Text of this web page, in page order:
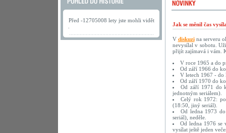
Před -12705008 lety jste mohli vidět
Jak se měnil čas
V diskuzina serveru
nevysílal v sobotu.
přijít zajímavá i vám.
V roce 1965 a do
Od září 1966 do
V letech 1967 - do
Od září 1970 do
Od září 1971 do
jednotným seriálem).
Celý rok 1972:
(18:50, jiný seriál).
Od ledna 1973
seriál), neděle.
Od ledna 1976 se
vysílat ještě jeden